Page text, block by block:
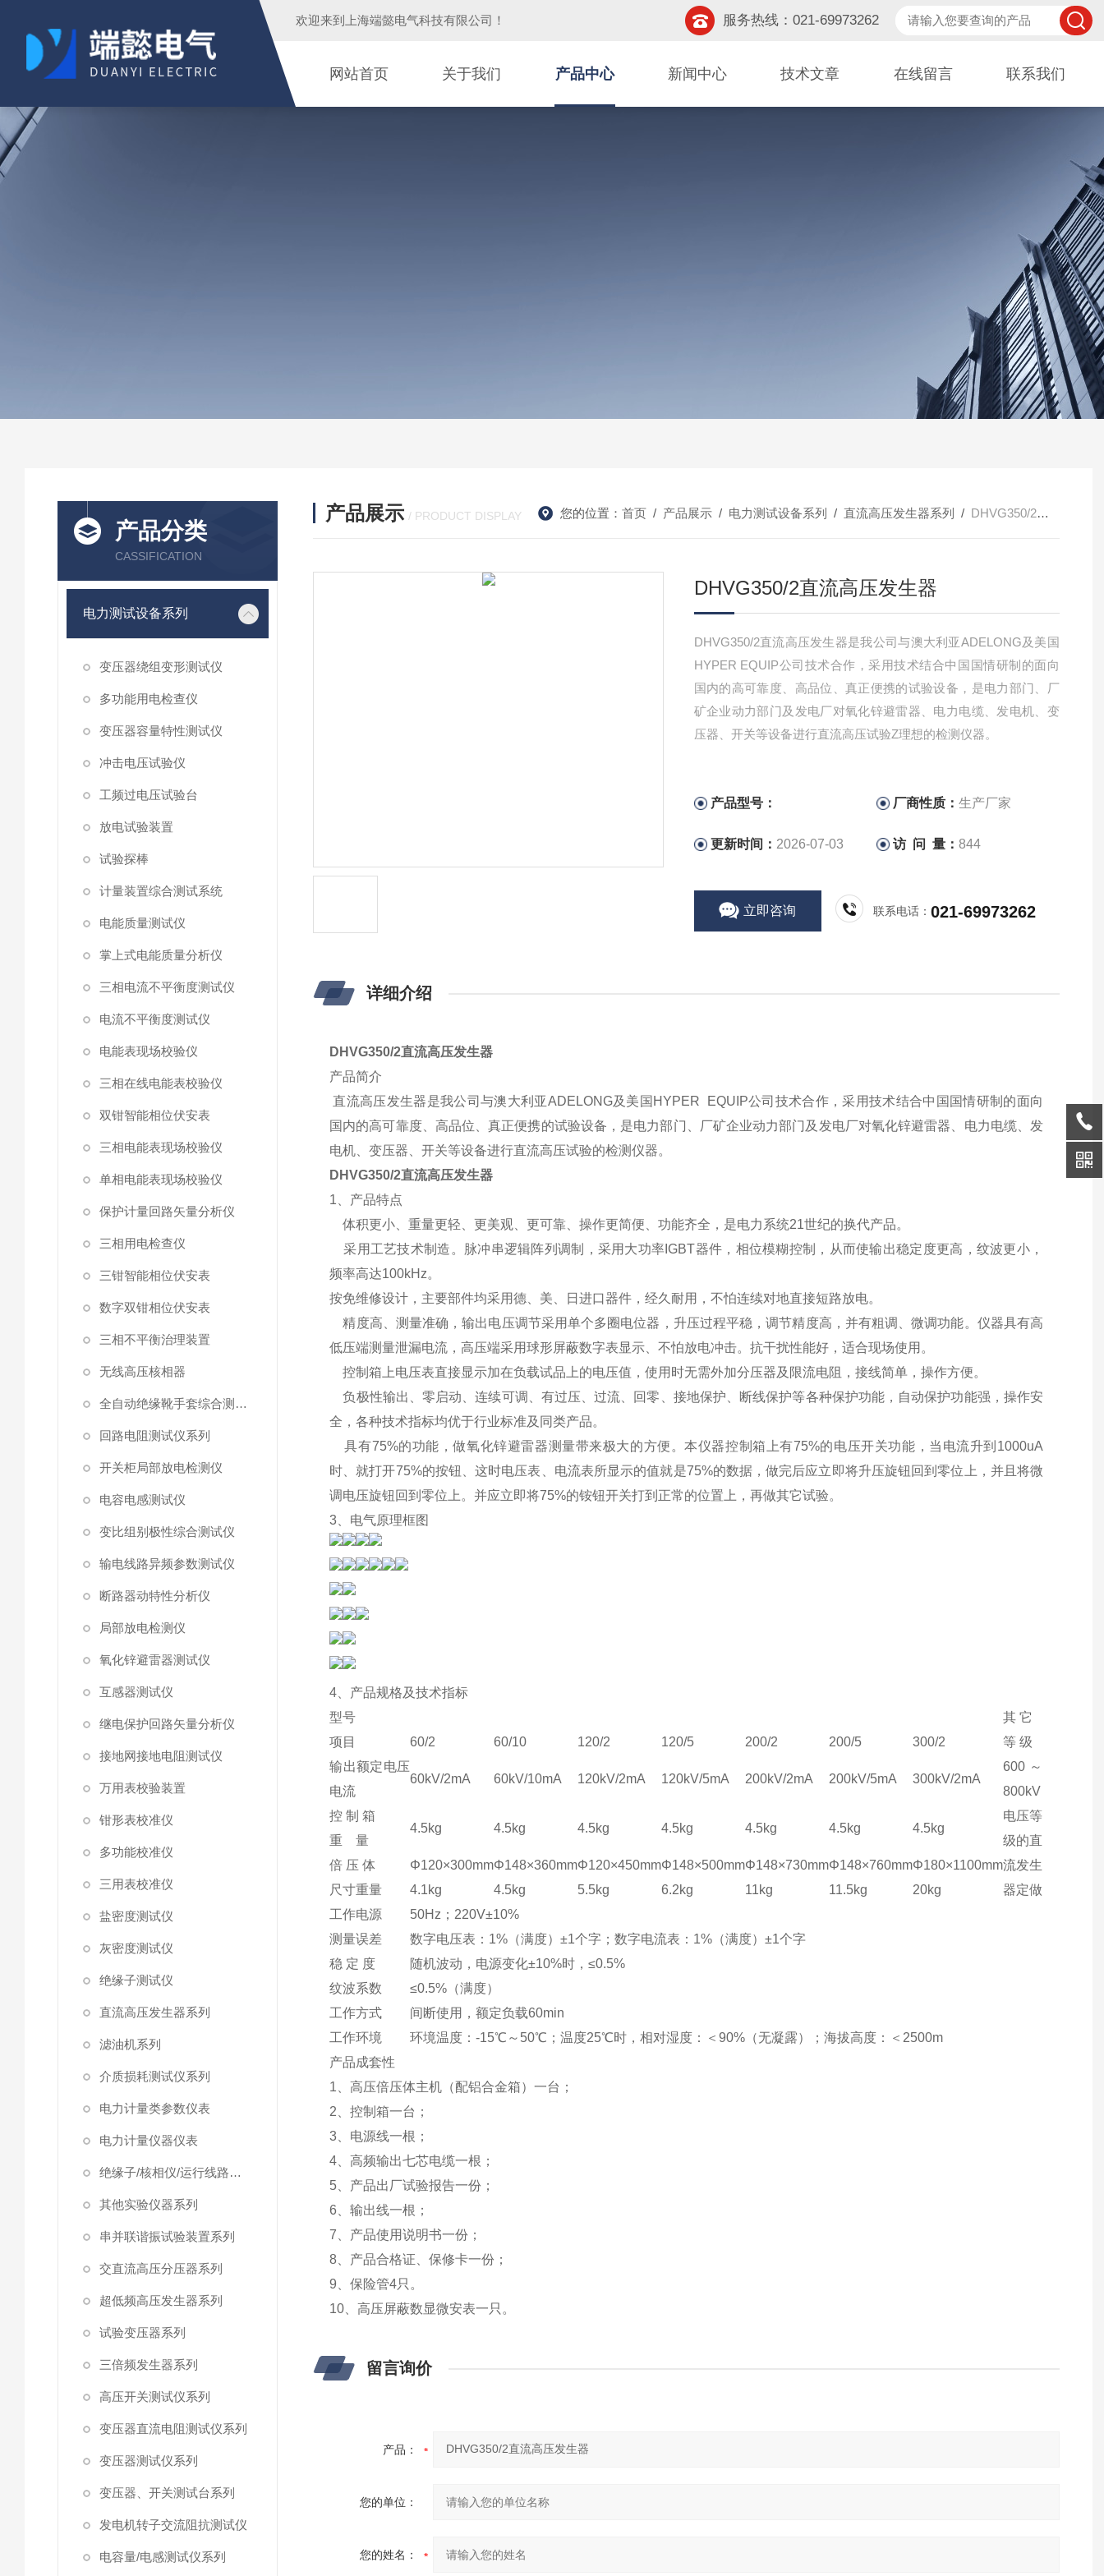
欢迎来到 上海端懿电气科技有限公司 ！ 服务热线：021-69973262
网站首页 关于我们 产品中心 新闻中心 技术文章 在线留言 联系我们
产品分类
CASSIFICATION
电力测试设备系列
变压器绕组变形测试仪
多功能用电检查仪
变压器容量特性测试仪
冲击电压试验仪
工频过电压试验台
放电试验装置
试验探棒
计量装置综合测试系统
电能质量测试仪
掌上式电能质量分析仪
三相电流不平衡度测试仪
电流不平衡度测试仪
电能表现场校验仪
三相在线电能表校验仪
双钳智能相位伏安表
三相电能表现场校验仪
单相电能表现场校验仪
保护计量回路矢量分析仪
三相用电检查仪
三钳智能相位伏安表
数字双钳相位伏安表
三相不平衡治理装置
无线高压核相器
全自动绝缘靴手套综合测试仪
回路电阻测试仪系列
开关柜局部放电检测仪
电容电感测试仪
变比组别极性综合测试仪
输电线路异频参数测试仪
断路器动特性分析仪
局部放电检测仪
氧化锌避雷器测试仪
互感器测试仪
继电保护回路矢量分析仪
接地网接地电阻测试仪
万用表校验装置
钳形表校准仪
多功能校准仪
三用表校准仪
盐密度测试仪
灰密度测试仪
绝缘子测试仪
直流高压发生器系列
滤油机系列
介质损耗测试仪系列
电力计量类参数仪表
电力计量仪器仪表
绝缘子/核相仪/运行线路试验仪器
其他实验仪器系列
串并联谐振试验装置系列
交直流高压分压器系列
超低频高压发生器系列
试验变压器系列
三倍频发生器系列
高压开关测试仪系列
变压器直流电阻测试仪系列
变压器测试仪系列
变压器、开关测试台系列
发电机转子交流阻抗测试仪
电容量/电感测试仪系列
产品展示 / PRODUCT DISPLAY 您的位置： 首页/ 产品展示/ 电力测试设备系列 / 直流高压发生器系列 / DHVG350/2直流高压发生器
DHVG350/2直流高压发生器
DHVG350/2直流高压发生器是我公司与澳大利亚ADELONG及美国
HYPER EQUIP公司技术合作，采用技术结合中国国情研制的面向
国内的高可靠度、高品位、真正便携的试验设备，是电力部门、厂
矿企业动力部门及发电厂对氧化锌避雷器、电力电缆、发电机、变
压器、开关等设备进行直流高压试验Z理想的检测仪器。
产品型号： 厂商性质：生产厂家
更新时间： 2026-07-03 访 问 量：844
立即咨询 联系电话：021-69973262
详细介绍
DHVG350/2直流高压发生器
产品简介
直流高压发生器是我公司与澳大利亚ADELONG及美国HYPER EQUIP公司技术合作，采用技术结合中国国情研制的面向
国内的高可靠度、高品位、真正便携的试验设备，是电力部门、厂矿企业动力部门及发电厂对氧化锌避雷器、电力电缆、发
电机、变压器、开关等设备进行直流高压试验的检测仪器。
DHVG350/2直流高压发生器
1、产品特点
体积更小、重量更轻、更美观、更可靠、操作更简便、功能齐全，是电力系统21世纪的换代产品。
采用工艺技术制造。脉冲串逻辑阵列调制，采用大功率IGBT器件，相位模糊控制，从而使输出稳定度更高，纹波更小，
频率高达100kHz。
按免维修设计，主要部件均采用德、美、日进口器件，经久耐用，不怕连续对地直接短路放电。
精度高、测量准确，输出电压调节采用单个多圈电位器，升压过程平稳，调节精度高，并有粗调、微调功能。仪器具有高
低压端测量泄漏电流，高压端采用球形屏蔽数字表显示、不怕放电冲击。抗干扰性能好，适合现场使用。
控制箱上电压表直接显示加在负载试品上的电压值，使用时无需外加分压器及限流电阻，接线简单，操作方便。
负极性输出、零启动、连续可调、有过压、过流、回零、接地保护、断线保护等各种保护功能，自动保护功能强，操作安
全，各种技术指标均优于行业标准及同类产品。
具有75%的功能，做氧化锌避雷器测量带来极大的方便。本仪器控制箱上有75%的电压开关功能，当电流升到1000uA
时、就打开75%的按钮、这时电压表、电流表所显示的值就是75%的数据，做完后应立即将升压旋钮回到零位上，并且将微
调电压旋钮回到零位上。并应立即将75%的铵钮开关打到正常的位置上，再做其它试验。
3、电气原理框图
4、产品规格及技术指标
型号
项目
60/2 60/10 120/2 120/5 200/2 200/5 300/2
其 它
等 级
输出额定电压
电流
60kV/2mA 60kV/10mA 120kV/2mA 120kV/5mA 200kV/2mA 200kV/5mA 300kV/2mA
600～
800kV
电压等
级的直
流发生
器定做
控 制 箱
重 量
4.5kg 4.5kg 4.5kg 4.5kg 4.5kg 4.5kg 4.5kg
倍 压 体
尺寸重量
Φ120×300mm
4.1kg
Φ148×360mm
4.5kg
Φ120×450mm
5.5kg
Φ148×500mm
6.2kg
Φ148×730mm
11kg
Φ148×760mm
11.5kg
Φ180×1100mm
20kg
工作电源
50Hz；220V±10%
测量误差
数字电压表：1%（满度）±1个字；数字电流表：1%（满度）±1个字
稳 定 度
随机波动，电源变化±10%时，≤0.5%
纹波系数
≤0.5%（满度）
工作方式
间断使用，额定负载60min
工作环境
环境温度：-15℃～50℃；温度25℃时，相对湿度：＜90%（无凝露）；海拔高度：＜2500m
产品成套性
1、高压倍压体主机（配铝合金箱）一台；
2、控制箱一台；
3、电源线一根；
4、高频输出七芯电缆一根；
5、产品出厂试验报告一份；
6、输出线一根；
7、产品使用说明书一份；
8、产品合格证、保修卡一份；
9、保险管4只。
10、高压屏蔽数显微安表一只。
留言询价
产品：
您的单位：
您的姓名：